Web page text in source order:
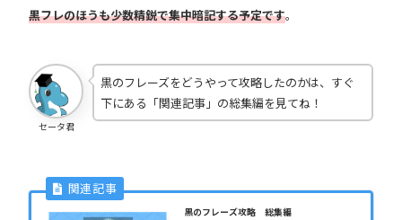
黒フレのほうも少数精鋭で集中暗記する予定です。
セータ君
黒のフレーズをどうやって攻略したのかは、すぐ
下にある「関連記事」の総集編を見てね！
黒のフレーズ攻略 総集編